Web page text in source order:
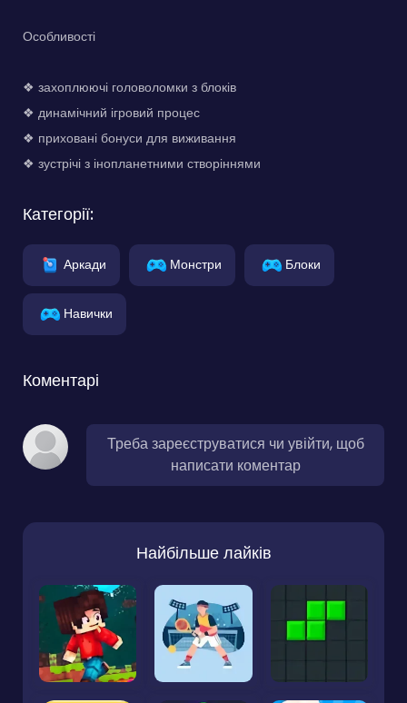
Особливості
❖ захоплюючі головоломки з блоків
❖ динамічний ігровий процес
❖ приховані бонуси для виживання
❖ зустрічі з інопланетними створіннями
Категорії:
Аркади Монстри Блоки
Навички
Коментарі
Треба зареєструватися чи увійти, щоб
написати коментар
Найбільше лайків